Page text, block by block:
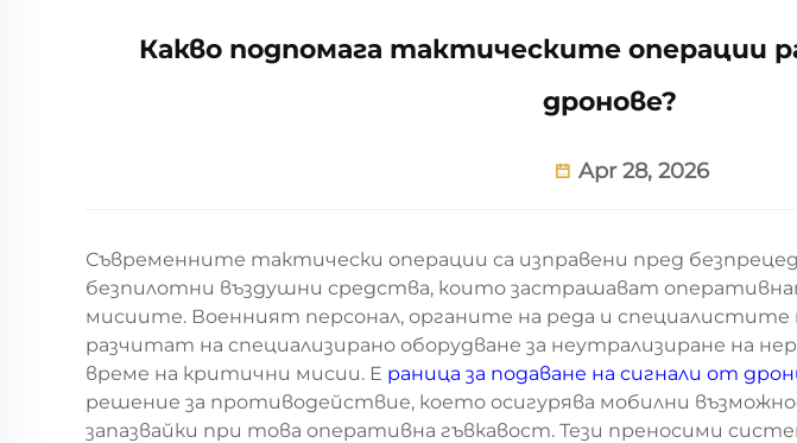
Какво подпомага тактическите операции
дронове?
Apr 28, 2026
Съвременните тактически операции са изправени пред
безпилотни въздушни средства, които застрашават
мисиите. Военният персонал, органите на реда и специалистите
разчитат на специализирано оборудване за неутрализиране на
време на критични мисии. Е раница за подаване на сигнали от
решение за противодействие, което осигурява мобилни
запазвайки при това оперативна гъвкавост. Тези преносими